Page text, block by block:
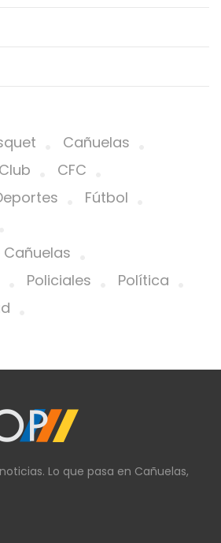
Cañuelas
CFC
Fútbol
Policiales
Política
Lo que pasa en Cañuelas,